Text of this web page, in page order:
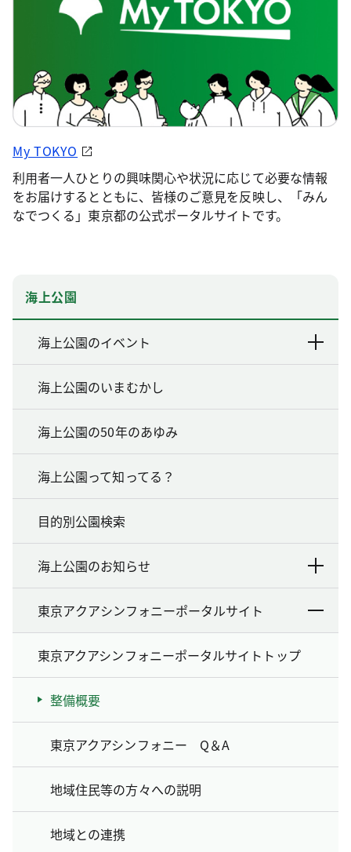
My TOKYO
利用者一人ひとりの興味関心や状況に応じて必要な情報
をお届けするとともに、皆様のご意見を反映し、「みん
なでつくる」東京都の公式ポータルサイトです。
海上公園
海上公園のイベント
海上公園のいまむかし
海上公園の50年のあゆみ
海上公園って知ってる？
目的別公園検索
海上公園のお知らせ
東京アクアシンフォニーポータルサイト
東京アクアシンフォニーポータルサイトトップ
整備概要
東京アクアシンフォニー Q＆A
地域住民等の方々への説明
地域との連携